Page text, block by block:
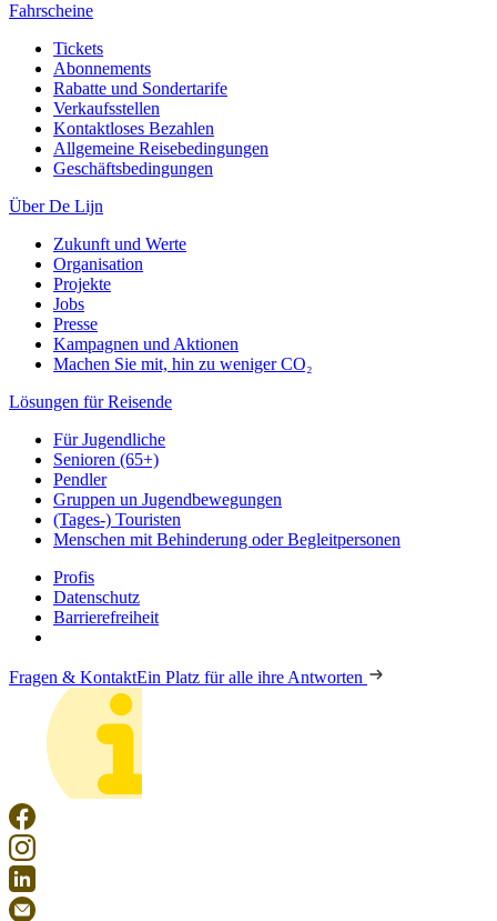
Fahrscheine
Tickets
Abonnements
Rabatte und Sondertarife
Verkaufsstellen
Kontaktloses Bezahlen
Allgemeine Reisebedingungen
Geschäftsbedingungen
Über De Lijn
Zukunft und Werte
Organisation
Projekte
Jobs
Presse
Kampagnen und Aktionen
Machen Sie mit, hin zu weniger CO₂
Lösungen für Reisende
Für Jugendliche
Senioren (65+)
Pendler
Gruppen un Jugendbewegungen
(Tages-) Touristen
Menschen mit Behinderung oder Begleitpersonen
Profis
Datenschutz
Barrierefreiheit
Fragen & KontaktEin Platz für alle ihre Antworten